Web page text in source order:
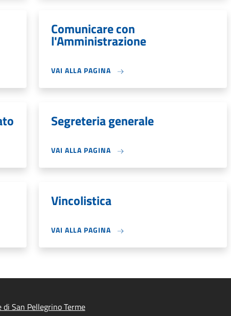
Comunicare con
l'Amministrazione
VAI ALLA PAGINA
Segreteria generale
VAI ALLA PAGINA
Vincolistica
VAI ALLA PAGINA
di San Pellegrino Terme